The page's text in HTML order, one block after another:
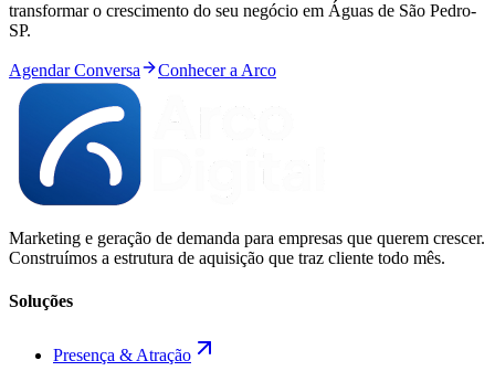
transformar o crescimento do seu negócio em Águas de São Pedro-
SP.
Agendar Conversa Conhecer a Arco
Marketing e geração de demanda para empresas que querem crescer.
Construímos a estrutura de aquisição que traz cliente todo mês.
Soluções
Presença & Atração